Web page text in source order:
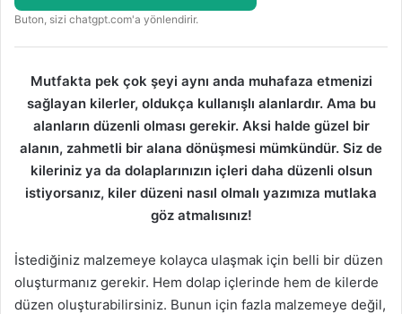
Buton, sizi chatgpt.com'a yönlendirir.
Mutfakta pek çok şeyi aynı anda muhafaza etmenizi
sağlayan kilerler, oldukça kullanışlı alanlardır. Ama bu
alanların düzenli olması gerekir. Aksi halde güzel bir
alanın, zahmetli bir alana dönüşmesi mümkündür. Siz de
kileriniz ya da dolaplarınızın içleri daha düzenli olsun
istiyorsanız, kiler düzeni nasıl olmalı yazımıza mutlaka
göz atmalısınız!
İstediğiniz malzemeye kolayca ulaşmak için belli bir düzen
oluşturmanız gerekir. Hem dolap içlerinde hem de kilerde
düzen oluşturabilirsiniz. Bunun için fazla malzemeye değil,